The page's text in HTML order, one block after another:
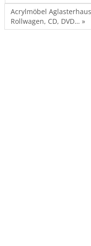
Acrylmöbel
Rollwagen, CD, DVD… »